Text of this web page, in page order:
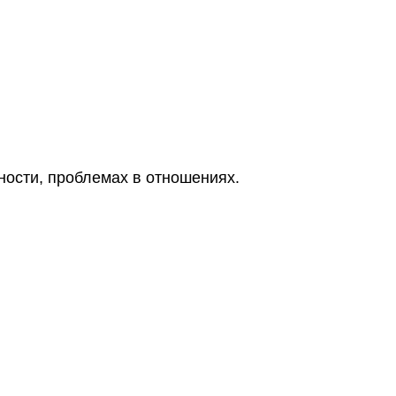
проблемах в отношениях.